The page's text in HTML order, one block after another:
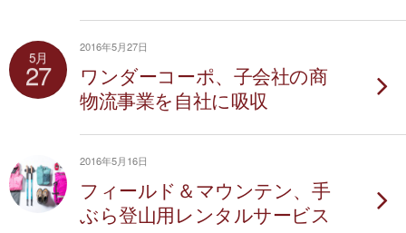
5月
27
2016年5月27日
ワンダーコーポ、子会社の商
物流事業を自社に吸収
2016年5月16日
フィールド＆マウンテン、手
ぶら登山用レンタルサービス